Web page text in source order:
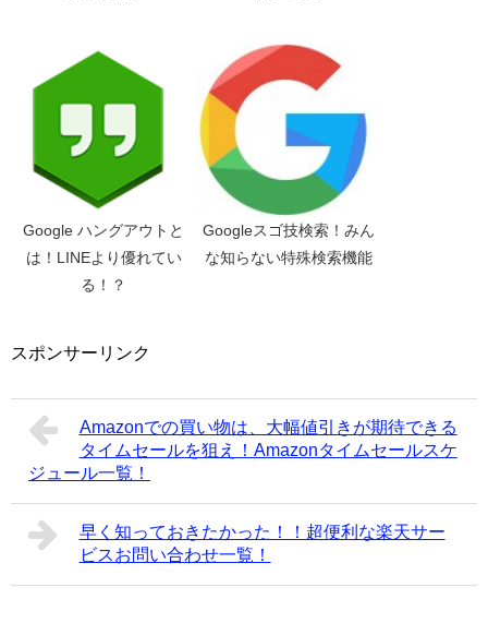
Google ハングアウトと
は！LINEより優れてい
る！？
Googleスゴ技検索！みん
な知らない特殊検索機能
スポンサーリンク
Amazonでの買い物は、大幅値引きが期待できる
タイムセールを狙え！Amazonタイムセールスケ
ジュール一覧！
早く知っておきたかった！！超便利な楽天サー
ビスお問い合わせ一覧！